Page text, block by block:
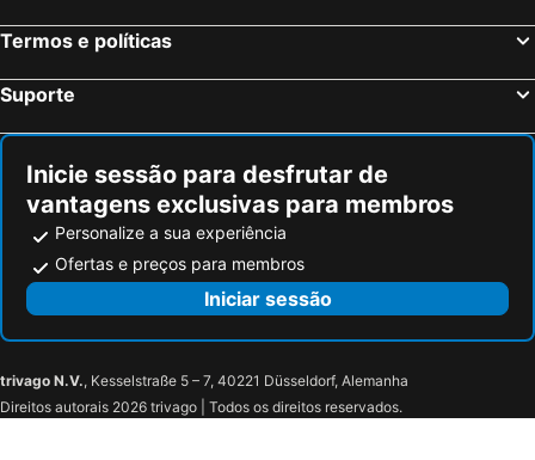
Termos e políticas
Suporte
Inicie sessão para desfrutar de
vantagens exclusivas para membros
Personalize a sua experiência
Ofertas e preços para membros
Iniciar sessão
trivago N.V., Kesselstraße 5 – 7, 40221 Düsseldorf, Alemanha
Direitos autorais 2026 trivago | Todos os direitos reservados.